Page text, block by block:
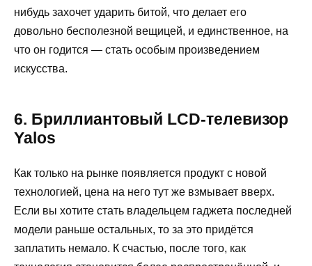
нибудь захочет ударить битой, что делает его
довольно бесполезной вещицей, и единственное, на
что он годится — стать особым произведением
искусства.
6. Бриллиантовый LCD-телевизор
Yalos
Как только на рынке появляется продукт с новой
технологией, цена на него тут же взмывает вверх.
Если вы хотите стать владельцем гаджета последней
модели раньше остальных, то за это придётся
заплатить немало. К счастью, после того, как